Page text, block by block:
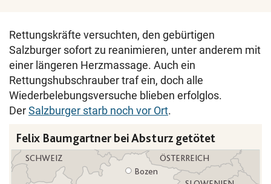
Rettungskräfte versuchten, den gebürtigen
Salzburger sofort zu reanimieren, unter anderem mit
einer längeren Herzmassage. Auch ein
Rettungshubschrauber traf ein, doch alle
Wiederbelebungsversuche blieben erfolglos.
DerSalzburger starb noch vor Ort.